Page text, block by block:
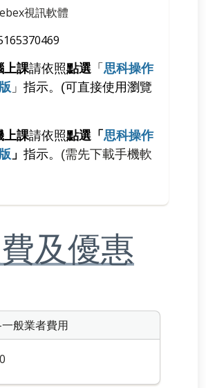
視訊軟體
上課請依照點選 「 思科操作
」指示。(可直接使用瀏覽
上課請依照點選「 思科操作
」 指示。 (需先下載手機軟
及優惠
般業者費用